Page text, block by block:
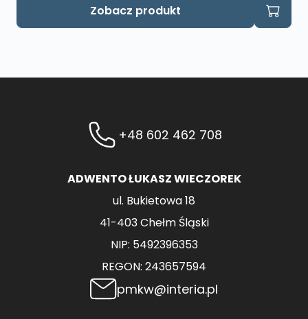
Zobacz produkt
+48 602 462 708
ADWENTO ŁUKASZ WIECZOREK
ul. Bukietowa 18
41-403 Chełm Śląski
NIP: 5492396353
REGON: 243657594
pmkw@interia.pl